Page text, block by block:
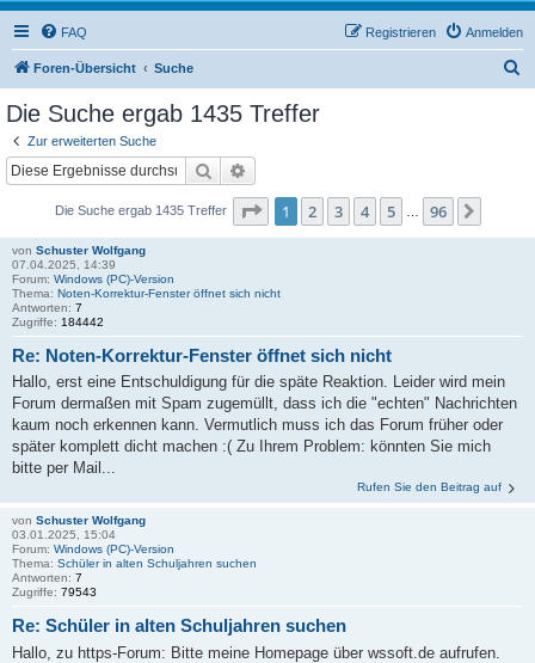
FAQ Anmelden
Registrieren
Foren-Übersicht Suche
Die Suche ergab 1435 Treffer
Zur erweiterten Suche
Suche
Die Suche ergab 1435 Treffer Seite 1von 96
1 2 3 4 5 96
von Schuster Wolfgang
07.04.2025, 14:39
Forum: Windows (PC)-Version
Thema: Noten-Korrektur-Fenster öffnet sich nicht
Antworten: 7
Zugriffe: 184442
Re: Noten-Korrektur-Fenster öffnet sich nicht
Hallo, erst eine Entschuldigung für die späte Reaktion. Leider wird mein
Forum dermaßen mit Spam zugemüllt, dass ich die "echten" Nachrichten
kaum noch erkennen kann. Vermutlich muss ich das Forum früher oder
später komplett dicht machen :( Zu Ihrem Problem: könnten Sie mich
bitte per Mail...
Rufen Sie den Beitrag auf
von Schuster Wolfgang
03.01.2025, 15:04
Forum: Windows (PC)-Version
Thema: Schüler in alten Schuljahren suchen
Antworten: 7
Zugriffe: 79543
Re: Schüler in alten Schuljahren suchen
Hallo, zu https-Forum: Bitte meine Homepage über wssoft.de aufrufen.